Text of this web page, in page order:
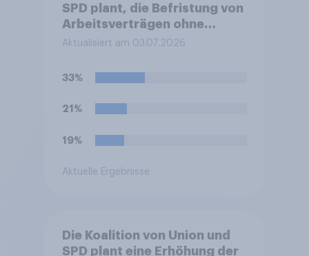
SPD plant, die Befristung von
Arbeitsverträgen ohne
sachlichen Grund zu
Befristungen sollen demnach
bis zu 48 Monate und mit bis
zu sechs Verlängerungen
24 Monate und drei
Befürworten Sie diese
Aktualisiert am 03.07.2026
33%
21%
19%
Aktuelle Ergebnisse
Die Koalition von Union und
SPD plant eine Erhöhung der